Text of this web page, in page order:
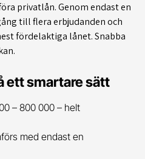
privatlån. Genom endast en
till flera erbjudanden och
fördelaktiga lånet. Snabba
ett smartare sätt
– 800 000 – helt
med endast en